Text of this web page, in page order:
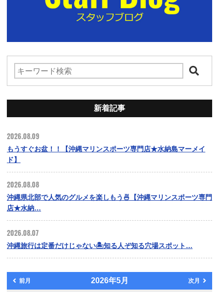
新着記事
2026.08.09
もうすぐお盆！！【沖縄マリンスポーツ専門店★水納島マーメイ
ド】
2026.08.08
沖縄県北部で人気のグルメを楽しもう🍜【沖縄マリンスポーツ専門
店★水納…
2026.08.07
沖縄旅行は定番だけじゃない🏝️知る人ぞ知る穴場スポット…
前月 2026年5月 次月